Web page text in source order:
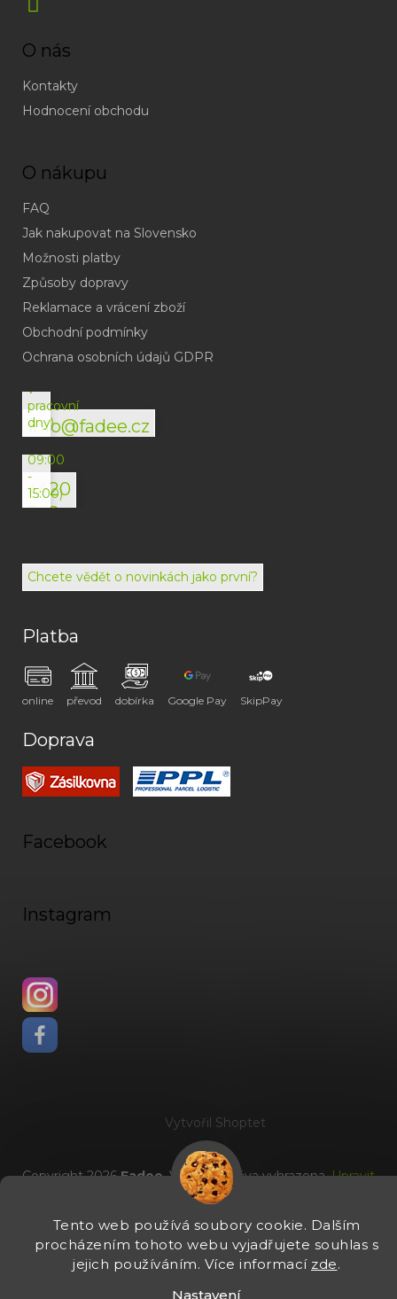
Tento web používá soubory cookie. Dalším
procházením tohoto webu vyjadřujete souhlas s
jejich používáním. Více informací zde.
Nastavení
O nás
Kontakty
Hodnocení obchodu
O nákupu
FAQ
Jak nakupovat na Slovensko
Možnosti platby
Způsoby dopravy
Reklamace a vrácení zboží
Obchodní podmínky
Ochrana osobních údajů GDPR
info@fadee.cz
(odpověď
do
v
pracovní
dny)
+420
792
072
(Po-
09:00
-
15:00)
Chcete vědět o novinkách jako první?
Platba
online převod dobírka Google Pay SkipPay
Doprava
Facebook
Instagram
Vytvořil Shoptet
Copyright 2026Fadee. Všechna práva vyhrazena.Upravit
nastavení cookies